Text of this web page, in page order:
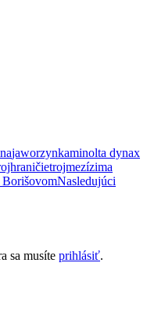
jaworzynkaminolta dynax
trojmezízima
Nasledujúci
sa musíte prihlásiť.